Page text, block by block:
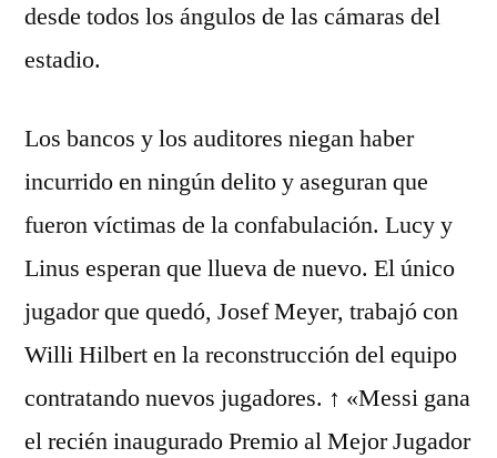
desde todos los ángulos de las cámaras del
estadio.
Los bancos y los auditores niegan haber
incurrido en ningún delito y aseguran que
fueron víctimas de la confabulación. Lucy y
Linus esperan que llueva de nuevo. El único
jugador que quedó, Josef Meyer, trabajó con
Willi Hilbert en la reconstrucción del equipo
contratando nuevos jugadores. ↑ «Messi gana
el recién inaugurado Premio al Mejor Jugador